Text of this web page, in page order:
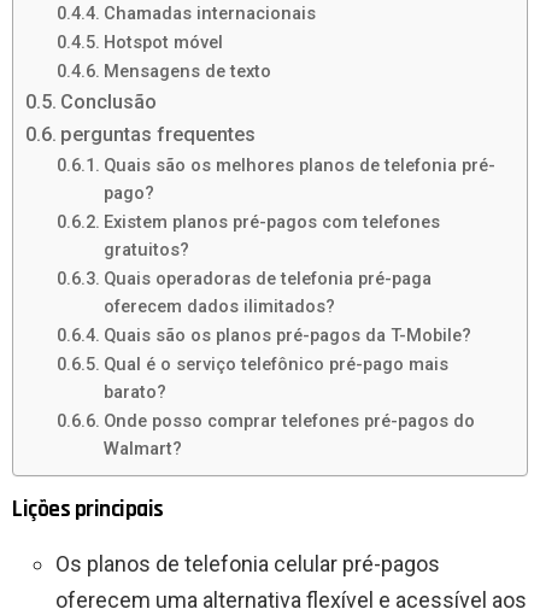
Chamadas internacionais
Hotspot móvel
Mensagens de texto
Conclusão
perguntas frequentes
Quais são os melhores planos de telefonia pré-
pago?
Existem planos pré-pagos com telefones
gratuitos?
Quais operadoras de telefonia pré-paga
oferecem dados ilimitados?
Quais são os planos pré-pagos da T-Mobile?
Qual é o serviço telefônico pré-pago mais
barato?
Onde posso comprar telefones pré-pagos do
Walmart?
Lições principais
Os planos de telefonia celular pré-pagos
oferecem uma alternativa flexível e acessível aos